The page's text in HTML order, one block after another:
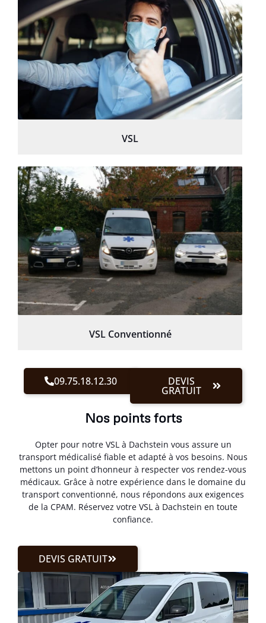
VSL
VSL Conventionné
09.75.18.12.30 DEVIS
GRATUIT
Nos points forts
Opter pour notre VSL à Dachstein vous assure un
transport médicalisé fiable et adapté à vos besoins. Nous
mettons un point d’honneur à respecter vos rendez-vous
médicaux. Grâce à notre expérience dans le domaine du
transport conventionné, nous répondons aux exigences
de la CPAM. Réservez votre VSL à Dachstein en toute
confiance.
DEVIS GRATUIT